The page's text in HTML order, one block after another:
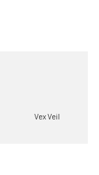
Vex Veil